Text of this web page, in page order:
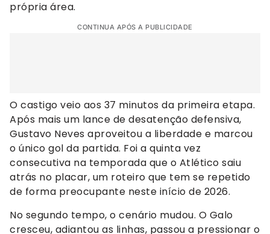
própria área.
CONTINUA APÓS A PUBLICIDADE
O castigo veio aos 37 minutos da primeira etapa.
Após mais um lance de desatenção defensiva,
Gustavo Neves aproveitou a liberdade e marcou
o único gol da partida. Foi a quinta vez
consecutiva na temporada que o Atlético saiu
atrás no placar, um roteiro que tem se repetido
de forma preocupante neste início de 2026.
No segundo tempo, o cenário mudou. O Galo
cresceu, adiantou as linhas, passou a pressionar o